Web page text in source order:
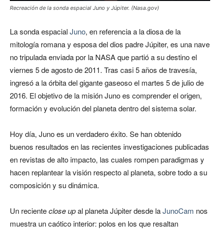
Recreación de la sonda espacial Juno y Júpiter. (Nasa.gov)
La sonda espacialJuno, en referencia a la diosa de la
mitología romana y esposa del dios padre Júpiter, es una nave
no tripulada enviada por la NASA que partió a su destino el
viernes 5 de agosto de 2011. Tras casi 5 años de travesía,
ingresó a la órbita del gigante gaseoso el martes 5 de julio de
2016. El objetivo de la misión Juno es comprender el origen,
formación y evolución del planeta dentro del sistema solar.
Hoy día, Juno es un verdadero éxito. Se han obtenido
buenos resultados en las recientes investigaciones publicadas
en revistas de alto impacto, las cuales rompen paradigmas y
hacen replantear la visión respecto al planeta, sobre todo a su
composición y su dinámica.
Un recienteclose upal planeta Júpiter desde laJunoCam nos
muestra un caótico interior: polos en los que resaltan